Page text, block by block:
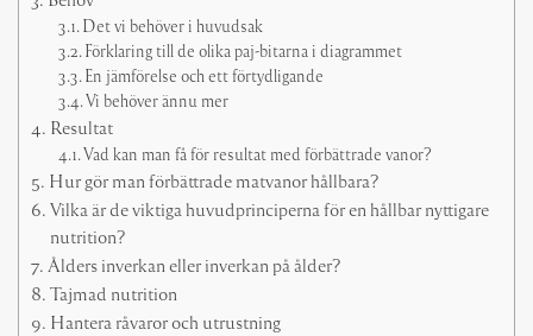
Det vi behöver i huvudsak
Förklaring till de olika paj-bitarna i diagrammet
En jämförelse och ett förtydligande
Vi behöver ännu mer
Resultat
Vad kan man få för resultat med förbättrade vanor?
Hur gör man förbättrade matvanor hållbara?
Vilka är de viktiga huvudprinciperna för en hållbar nyttigare
nutrition?
Ålders inverkan eller inverkan på ålder?
Tajmad nutrition
Hantera råvaror och utrustning